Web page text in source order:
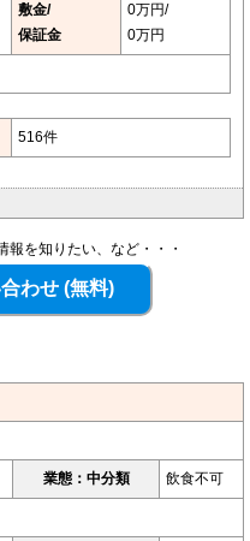
敷金/
保証金
0万円/
0万円
516件
報を知りたい、など・・・
業態：中分類 飲食不可